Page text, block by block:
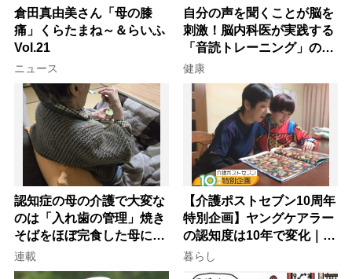
倉田真由美さん「母の膝
痛」くらたまね～＆らいふ
Vol.21
ニュース
自分の声を聞くことが脳を
刺激！脳内科医が実践する
「音読トレーニング」の極
意
健康
認知症の母の介護で大変な
のは「入れ歯の管理」焼き
そばをほぼ完食した母に息
子が血の気が引いた理由
連載
【介護ポストセブン10周年
特別企画】ヤングケアラー
の認知度は10年で変化｜流
行語大賞にノミネート、法
律にも明記されたが果たし
暮らし